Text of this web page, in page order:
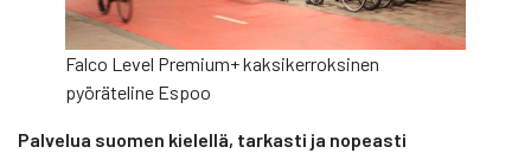
Falco Level Premium+ kaksikerroksinen
pyöräteline Espoo
Palvelua suomen kielellä, tarkasti ja nopeasti